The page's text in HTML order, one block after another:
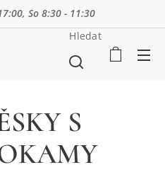
So 8:30 - 11:30
Hledat
S